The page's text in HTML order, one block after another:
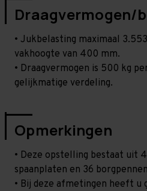
Draagvermogen/
• Jukbelasting maximaal
vakhoogte van 400 mm.
• Draagvermogen is 500 kg
gelijkmatige verdeling.
Opmerkingen
• Deze opstelling bestaat uit
spaanplaten en 36
• Bij deze afmetingen heeft u